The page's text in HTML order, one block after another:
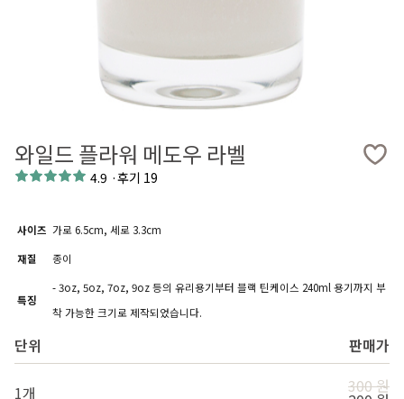
와일드 플라워 메도우 라벨
4.9 ·후기 19
사이즈 가로 6.5cm, 세로 3.3cm
재질
종이
특징
- 3oz, 5oz, 7oz, 9oz 등의 유리용기부터 블랙 틴케이스 240ml 용기까지 부
착 가능한 크기로 제작되었습니다.
단위 판매가
1개 300 원